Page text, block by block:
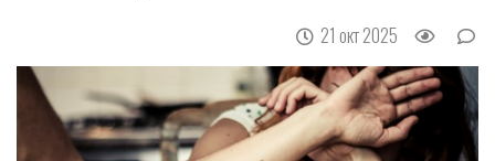
21 окт 2025